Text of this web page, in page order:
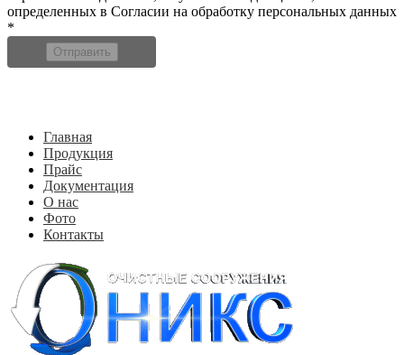
определенных в Согласии на обработку персональных данных
*
Отправить
Главная
Продукция
Прайс
Документация
О нас
Фото
Контакты